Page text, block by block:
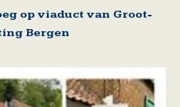
op viaduct van Groot-
Bergen